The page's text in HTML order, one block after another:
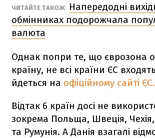
ЧИТАЙТЕ ТАКОЖ
Напередодні
обмінниках подорожчала
валюта
Однак попри те, що єврозона
країну, не всі країни ЄС
йдеться на офіційному сайті ЄС.
Відтак 6 країн досі не
зокрема Польща, Швеція,
та Румунія. А Данія взагалі